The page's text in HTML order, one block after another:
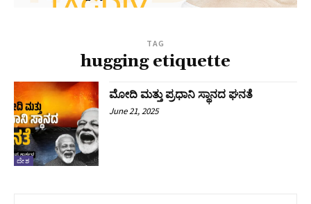
TAG
hugging etiquette
ದೇಶ
ಮೋದಿ ಮತ್ತು ಪ್ರಧಾನಿ ಸ್ಥಾನದ ಘನತೆ
June 21, 2025